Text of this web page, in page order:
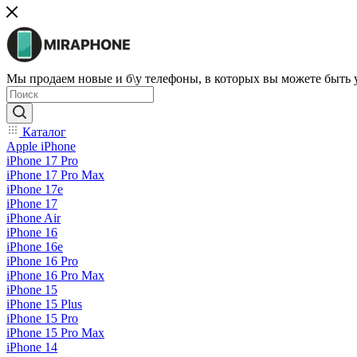
Мы продаем новые и б\у телефоны, в которых вы можете быть
Каталог
Apple iPhone
iPhone 17 Pro
iPhone 17 Pro Max
iPhone 17e
iPhone 17
iPhone Air
iPhone 16
iPhone 16e
iPhone 16 Pro
iPhone 16 Pro Max
iPhone 15
iPhone 15 Plus
iPhone 15 Pro
iPhone 15 Pro Max
iPhone 14